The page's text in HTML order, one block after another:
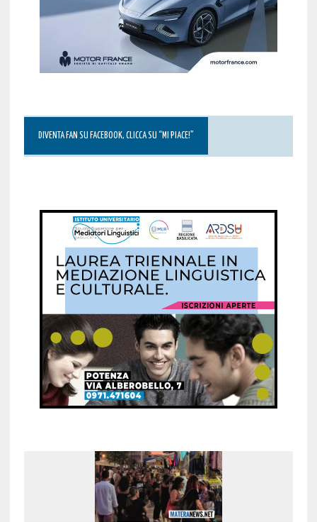
DIVENTA FAN SU FACEBOOK, CLICCA SU “MI PIACE!”